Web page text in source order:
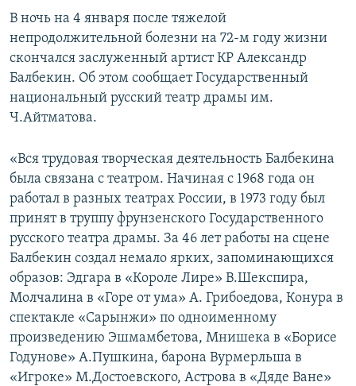
Вернутся
поиску
КЫРГЫЗЧА
ЎЗБЕКЧА
ТОҶИКӢ
TÜRKMENÇE
Все сайты РСЕ/РС
В ночь на 4 января после тяжелой
непродолжительной болезни на 72-м году жизни
скончался заслуженный артист КР Александр
Балбекин. Об этом сообщает Государственный
национальный русский театр драмы им.
Ч.Айтматова.
«Вся трудовая творческая деятельность Балбекина
была связана с театром. Начиная с 1968 года он
работал в разных театрах России, в 1973 году был
принят в труппу фрунзенского Государственного
русского театра драмы. За 46 лет работы на сцене
Балбекин создал немало ярких, запоминающихся
образов: Эдгара в «Короле Лире» В.Шекспира,
Молчалина в «Горе от ума» А. Грибоедова, Конура в
спектакле «Сарынжи» по одноименному
произведению Эшмамбетова, Мнишека в «Борисе
Годунове» А.Пушкина, барона Вурмерльша в
«Игроке» М.Достоевского, Астрова в «Дяде Ване»